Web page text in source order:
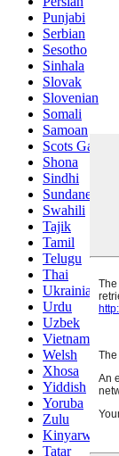
Punjabi
Serbian
Sesotho
Sinhala
Slovak
Slovenian
Somali
Samoan
Scots Gaelic
Shona
Sindhi
Sundanese
Swahili
Tajik
Tamil
Telugu
Thai
Ukrainian
Urdu
Uzbek
Vietnamese
Welsh
Xhosa
Yiddish
Yoruba
Zulu
Kinyarwanda
Tatar